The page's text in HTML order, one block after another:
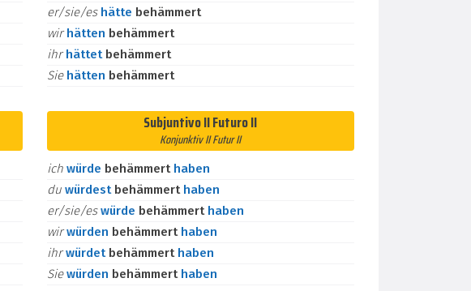
er/sie/es hätte behämmert
wirhätten behämmert
ihrhättet behämmert
Sie hätten behämmert
Subjuntivo II Futuro II
Konjunktiv II Futur II
ich würde behämmert haben
du würdest behämmert haben
er/sie/eswürde behämmert haben
wirwürden behämmert haben
ihrwürdet behämmert haben
Siewürden behämmert haben